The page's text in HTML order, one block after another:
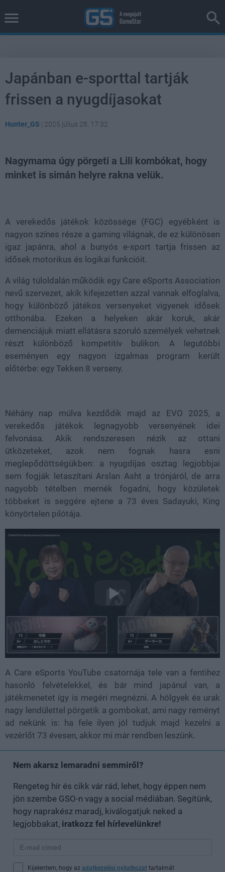
Japánban e-sporttal tartják
frissen a nyugdíjasokat
Hunter_GS | 2025 július 28. 17:32
Nagymama úgy pörgeti a Lili kombókat, hogy
minket is simán helyre rakna velük.
A verekedős játékok közössége (FGC) egyébként is
nagyon színes része a gaming világnak, de ez különösen
igaz japánra, ahol a bunyós e-sport tartja frissen az
idősek motorikus és logikai funkcióit.
A világ túloldalán működik egy Care eSports Association
nevű szervezet, akik kifejezetten azzal vannak elfoglalva,
hogy különböző játékos versenyeket vigyenek idősek
otthonába. Ezeken a helyeken akár koruk, akár
demenciájuk miatt ellátásra szoruló személyek vehetnek
részt különböző kompetitív bulikon. A legutóbbi
eseményen egy nagyon izgalmas program került
előtérbe: egy Tekken 8 verseny.
Néhány nap múlva kezdődik majd az EVO 2025, a
verekedős játékok legnagyobb versenyének idei
felvonása. Akik rendszeresen nézik az ottani
ütközeteket, azok nem fognak hasra esni
meglepődöttségükben: a nyugdíjas osztag legjobbjai
sem fogják letaszítani Arslan Asht a trónjáról, de arra
nagyobb tételben mernék fogadni, hogy közületek
többeket is seggére ejtene a 73 éves Sadayuki, King
könyörtelen pilótája.
A Care eSports YouTube csatornája tele van a fentihez
hasonló felvételekkel, és bár mind japánul van, a
játékmenetet így is megéri megnézni. A hölgyek és urak
nagy lendülettel pörgetik a gombokat, ami nagy reményt
ad nekünk is: ha fele ilyen jól tudjuk majd kezelni a
vezérlőt 73 évesen, akkor mi már rendben leszünk.
Nem akarsz lemaradni semmiről?
Rengeteg hír és cikk vár rád, lehet, hogy éppen nem
jön szembe GSO-n vagy a social médiában. Segítünk,
hogy naprakész maradj, kiválogatjuk neked a
legjobbakat, iratkozz fel hírlevelünkre!
Kijelentem, hogy az adatkezelési nyilatkozat tartalmát